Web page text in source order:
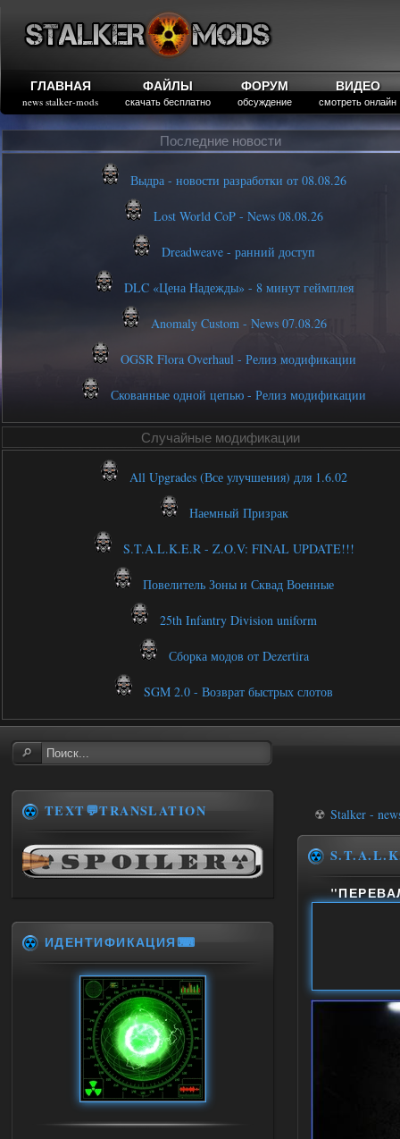
ГЛАВНАЯ
news stalker-mods
ФАЙЛЫ
скачать бесплатно
ФОРУМ
обсуждение
ВИДЕО
смотреть онлайн
Последние новости
Выдра - новости разработки от 08.08.26
Lost World CoP - News 08.08.26
Dreadweave - ранний доступ
DLC «Цена Надежды» - 8 минут геймплея
Anomaly Custom - News 07.08.26
OGSR Flora Overhaul - Релиз модификации
Скованные одной цепью - Релиз модификации
Случайные модификации
All Upgrades (Все улучшения) для 1.6.02
Наемный Призрак
S.T.A.L.K.E.R - Z.O.V: FINAL UPDATE!!!
Повелитель Зоны и Сквад Военные
25th Infantry Division uniform
Сборка модов от Dezertira
SGM 2.0 - Возврат быстрых слотов
☢ Stalker -
TEXT💬TRANSLATION
ИДЕНТИФИКАЦИЯ⌨